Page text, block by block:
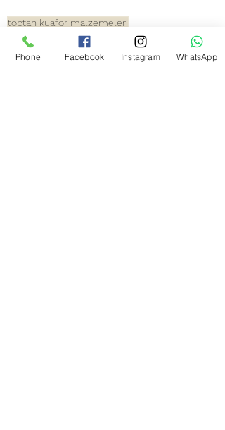
toptan kuaför malzemeleri
kuaför malzemeleri
kuaför ürünleri
Toptan Kuaför Malzemeleri
Phone Facebook Instagram WhatsApp